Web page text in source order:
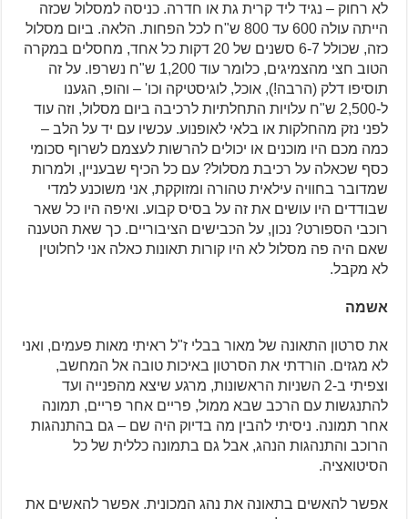
לא רחוק – נגיד ליד קרית גת או חדרה. כניסה למסלול שכזה
הייתה עולה 600 עד 800 ש"ח לכל הפחות. הלאה. ביום מסלול
כזה, שכולל 6-7 סשנים של 20 דקות כל אחד, מחסלים במקרה
הטוב חצי מהצמיגים, כלומר עוד 1,200 ש"ח נשרפו. על זה
תוסיפו דלק (הרבה!), אוכל, לוגיסטיקה וכו' – והופ, הגענו
ל-2,500 ש"ח עלויות התחלתיות לרכיבה ביום מסלול, וזה עוד
לפני נזק מהחלקות או בלאי לאופנוע. עכשיו עם יד על הלב –
כמה מכם היו מוכנים או יכולים להרשות לעצמם לשרוף סכומי
כסף שכאלה על רכיבת מסלול? עם כל הכיף שבעניין, ולמרות
שמדובר בחוויה עילאית טהורה ומזוקקת, אני משוכנע למדי
שבודדים היו עושים את זה על בסיס קבוע. ואיפה היו כל שאר
רוכבי הספורט? נכון, על הכבישים הציבוריים. כך שאת הטענה
שאם היה פה מסלול לא היו קורות תאונות כאלה אני לחלוטין
לא מקבל.
אשמה
את סרטון התאונה של מאור בבלי ז"ל ראיתי מאות פעמים, ואני
לא מגזים. הורדתי את הסרטון באיכות טובה אל המחשב,
וצפיתי ב-2 השניות הראשונות, מרגע שיצא מהפנייה ועד
להתנגשות עם הרכב שבא ממול, פריים אחר פריים, תמונה
אחר תמונה. ניסיתי להבין מה בדיוק היה שם – גם בהתנהגות
הרוכב והתנהגות הנהג, אבל גם בתמונה כללית של כל
הסיטואציה.
אפשר להאשים בתאונה את נהג המכונית. אפשר להאשים את